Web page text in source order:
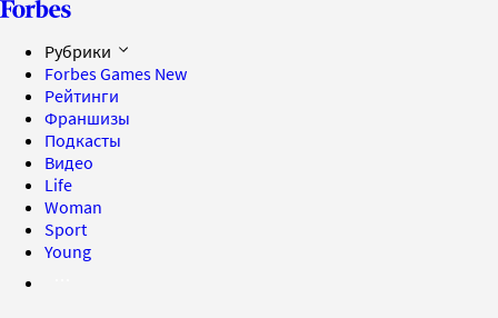
Рубрики
Forbes Games New
Рейтинги
Франшизы
Подкасты
Видео
Life
Woman
Sport
Young